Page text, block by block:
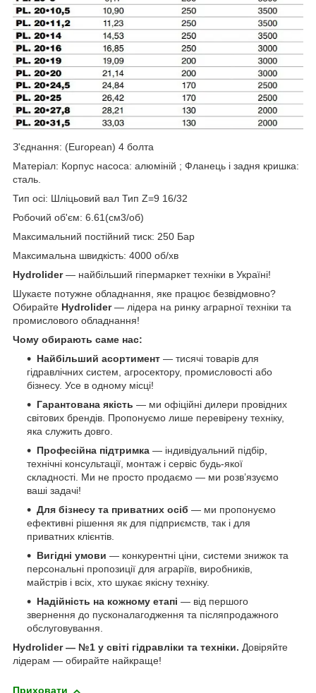
З'єднання: (European) 4 болта
Матеріал: Корпус насоса: алюміній ; Фланець і задня кришка:
сталь.
Тип осі: Шліцьовий вал Тип Z=9 16/32
Робочий об'єм: 6.61(см3/об)
Максимальний постійний тиск: 250 Бар
Максимальна швидкість: 4000 об/хв
Hydrolider— найбільший гіпермаркет техніки в Україні!
Шукаєте потужне обладнання, яке працює безвідмовно?
Обирайте Hydrolider— лідера на ринку аграрної техніки та
промислового обладнання!
Чому обирають саме нас:
Найбільший асортимент — тисячі товарів для
гідравлічних систем, агросектору, промисловості або
бізнесу. Усе в одному місці!
Гарантована якість — ми офіційні дилери провідних
світових брендів. Пропонуємо лише перевірену техніку,
яка служить довго.
Професійна підтримка — індивідуальний підбір,
технічні консультації, монтаж і сервіс будь-якої
складності. Ми не просто продаємо — ми розв’язуємо
ваші задачі!
Для бізнесу та приватних осіб — ми пропонуємо
ефективні рішення як для підприємств, так і для
приватних клієнтів.
Вигідні умови — конкурентні ціни, системи знижок та
персональні пропозиції для аграріїв, виробників,
майстрів і всіх, хто шукає якісну техніку.
Надійність на кожному етапі — від першого
звернення до пусконалагодження та післяпродажного
обслуговування.
Hydrolider — №1 у світі гідравліки та техніки. Довіряйте
лідерам — обирайте найкраще!
Приховати